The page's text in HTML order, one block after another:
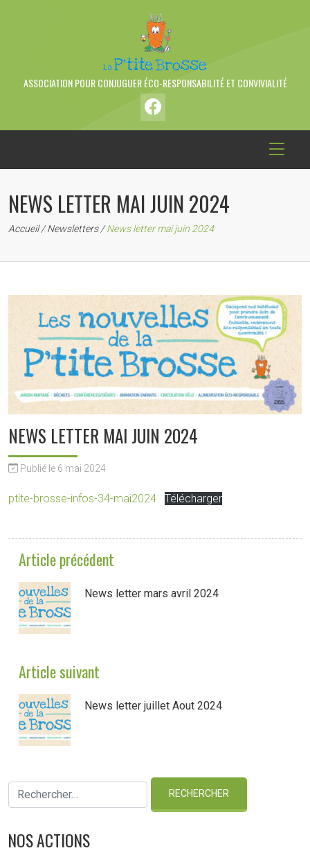
ASSOCIATION POUR CONJUGUER ÉCO-RESPONSABILITÉ ET CONVIVIALITÉ
NEWS LETTER MAI JUIN 2024
Accueil/ Newsletters/News letter mai juin 2024
NEWS LETTER MAI JUIN 2024
Publié le 6 mai 2024
ptite-brosse-infos-34-mai2024 Télécharger
Article précédent
News letter mars avril 2024
Article suivant
News letter juillet Aout 2024
NOS ACTIONS